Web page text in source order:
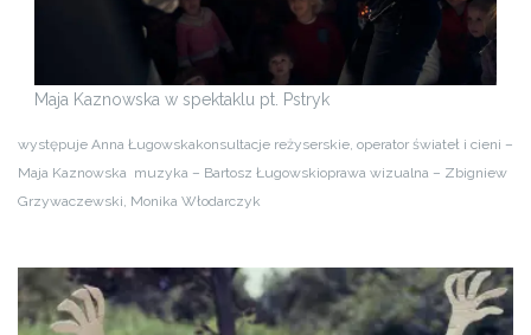
Maja Kaznowska w spektaklu pt. Pstryk
występuje Anna Ługowskakonsultacje reżyserskie, operator świateł i cieni –
Maja Kaznowska muzyka – Bartosz Ługowskioprawa wizualna – Zbigniew
Grzywaczewski, Monika Włodarczyk